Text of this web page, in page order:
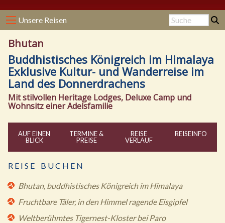
Unsere Reisen
Bhutan
Buddhistisches Königreich im Himalaya
Exklusive Kultur- und Wanderreise im
Land des Donnerdrachens
Mit stilvollen Heritage Lodges, Deluxe Camp und
Wohnsitz einer Adelsfamilie
AUF EINEN
BLICK
TERMINE &
PREISE
REISE
VERLAUF
REISEINFO
R E I S E B U C H E N
Bhutan, buddhistisches Königreich im Himalaya
Fruchtbare Täler, in den Himmel ragende Eisgipfel
Weltberühmtes Tigernest-Kloster bei Paro